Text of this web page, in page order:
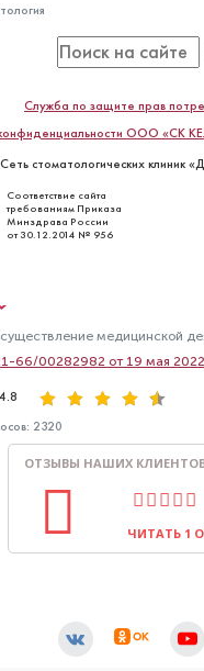
Служба по защите прав
ООО «СК
стоматологических клиник
Соответствие сайта
требованиям Приказа
Минздрава России
от 30.12.2014 № 956
медицинской
66/00282982 от 19 мая 2022
2320
ОТЗЫВЫ НАШИХ КЛИЕНТОВ
ЧИТАТЬ 1